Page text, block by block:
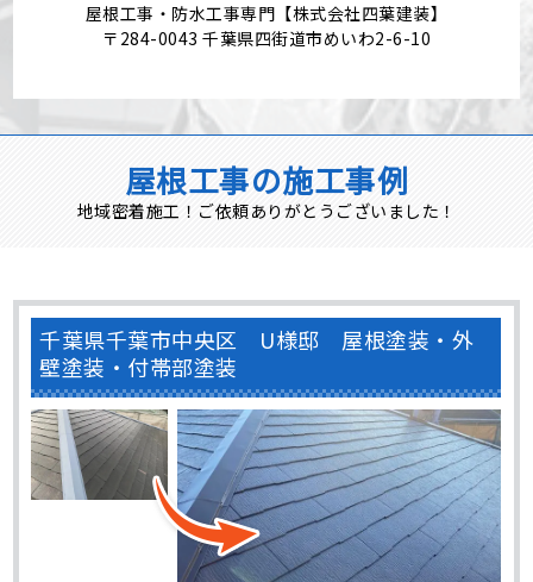
屋根工事・防水工事専門【株式会社四葉建装】
〒284-0043 千葉県四街道市めいわ2-6-10
屋根工事の施工事例
地域密着施工！ご依頼ありがとうございました！
千葉県千葉市中央区 U様邸 屋根塗装・外
壁塗装・付帯部塗装